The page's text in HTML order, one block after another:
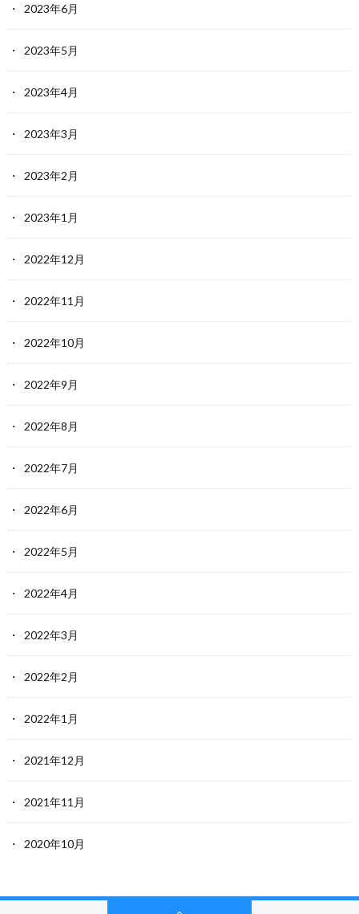
2023年6月
2023年5月
2023年4月
2023年3月
2023年2月
2023年1月
2022年12月
2022年11月
2022年10月
2022年9月
2022年8月
2022年7月
2022年6月
2022年5月
2022年4月
2022年3月
2022年2月
2022年1月
2021年12月
2021年11月
2020年10月